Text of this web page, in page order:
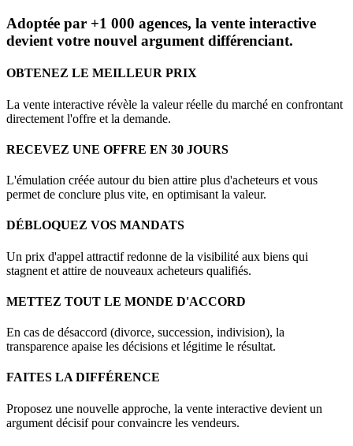
Adoptée par +1 000 agences, la vente interactive
devient votre nouvel argument différenciant.
OBTENEZ LE MEILLEUR PRIX
La vente interactive révèle la valeur réelle du marché en confrontant
directement l'offre et la demande.
RECEVEZ UNE OFFRE EN 30 JOURS
L'émulation créée autour du bien attire plus d'acheteurs et vous
permet de conclure plus vite, en optimisant la valeur.
DÉBLOQUEZ VOS MANDATS
Un prix d'appel attractif redonne de la visibilité aux biens qui
stagnent et attire de nouveaux acheteurs qualifiés.
METTEZ TOUT LE MONDE D'ACCORD
En cas de désaccord (divorce, succession, indivision), la
transparence apaise les décisions et légitime le résultat.
FAITES LA DIFFÉRENCE
Proposez une nouvelle approche, la vente interactive devient un
argument décisif pour convaincre les vendeurs.